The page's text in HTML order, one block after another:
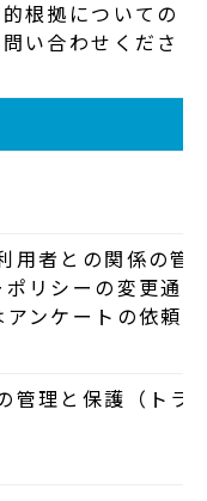
根拠についての
い合わせくださ
用者との関係の管
リシーの変更通知
アンケートの依頼
管理と保護（ト